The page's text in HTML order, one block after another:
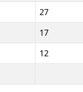
27
17
12